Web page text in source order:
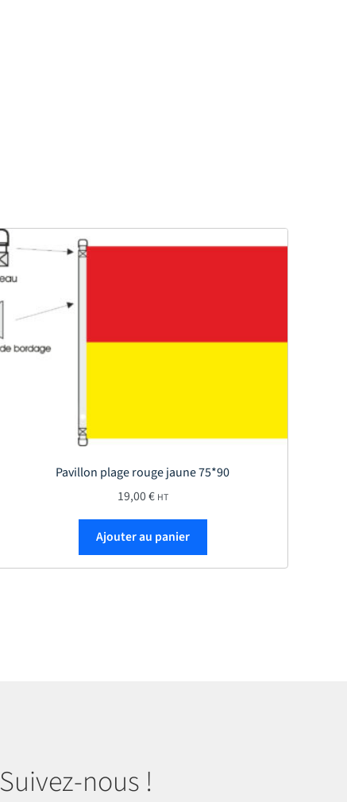
Pavillon plage rouge jaune 75*90
19,00€ HT
Ajouter au panier
Suivez-nous !